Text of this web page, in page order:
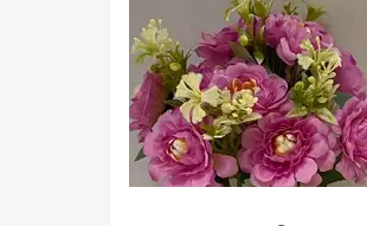
К-во голов:6
Артикул:3240
Диаметр цветка:4